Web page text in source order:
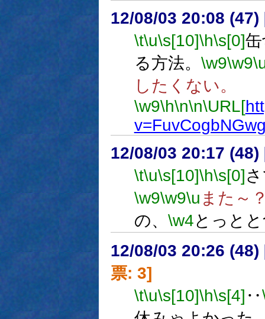
12/08/03 20:08 (47)
\t\u\s[10]\h\s[0]
る方法。 \w9\w9
したくない。
\w9\h\n\n\URL[
12/08/03 20:17 (48)
\t\u\s[10]\h\s[0]
\w9\w9\u また～
の、 \w4とっと
12/08/03 20:26 (48)
票: 3]
\t\u\s[10]\h\s[4] ‥